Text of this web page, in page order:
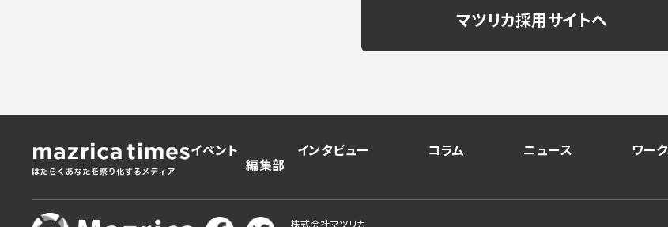
マツリカ採用サイトへ
イベント インタビュー コラム ニュース ワー
編集部
株式会社マツリカ